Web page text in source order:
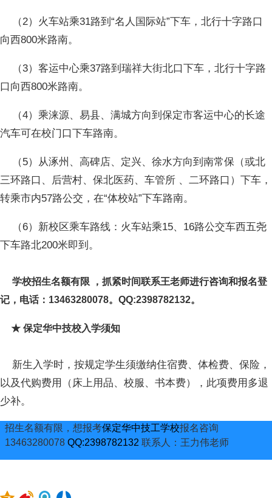
（2）火车站乘31路到“名人国际站”下车，北行十字路口
向西800米路南。
（3）客运中心乘37路到瑞祥大街北口下车，北行十字路
口向西800米路南。
（4）乘涞源、易县、满城方向到保定市客运中心的长途
汽车可在校门口下车路南。
（5）从涿州、高碑店、定兴、徐水方向到南常保（或北
三环路口、后营村、保北医药、车管所 、二环路口）下车，
转乘市内57路公交，在“体校站”下车路南。
（6）新校区乘车路线：火车站乘15、16路公交车西五尧
下车路北200米即到。
学校招生名额有限 ，抓紧时间联系王老师进行咨询和报名登
记，电话：13463280078。QQ:2398782132。
★ 保定华中技校入学须知
新生入学时，按规定学生须缴纳住宿费、体检费、保险，
以及代购费用（床上用品、校服、书本费），此项费用多退
少补。
招生名额有限，想报考保定华中技工学校报名咨询
13463280078 QQ:2398782132 联系人：王力伟老师